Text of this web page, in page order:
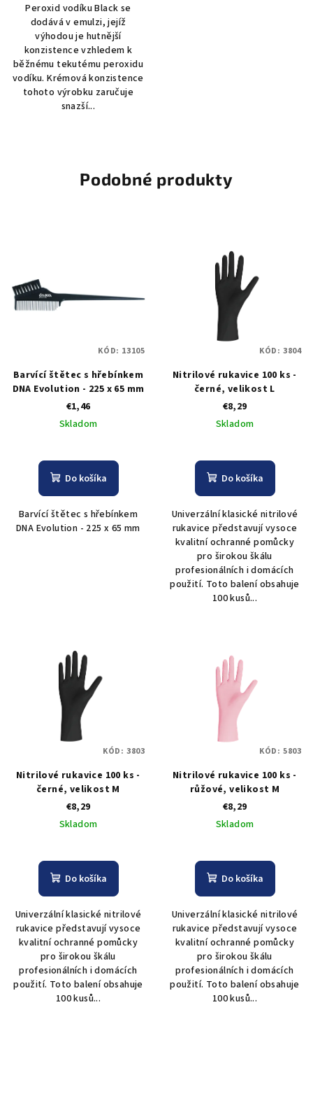
Peroxid vodíku Black se
dodává v emulzi, jejíž
výhodou je hutnější
konzistence vzhledem k
běžnému tekutému peroxidu
vodíku. Krémová konzistence
tohoto výrobku zaručuje
snazší...
Podobné produkty
Barvící štětec s hřebínkem
DNA Evolution - 225 x 65 mm
€1,46
Skladom
Do košíka
Barvící štětec s hřebínkem
DNA Evolution - 225 x 65 mm
KÓD: 13105
Nitrilové rukavice 100 ks -
černé, velikost L
€8,29
Skladom
Do košíka
Univerzální klasické nitrilové
rukavice představují vysoce
kvalitní ochranné pomůcky
pro širokou škálu
profesionálních i domácích
použití. Toto balení obsahuje
100 kusů...
KÓD: 3804
Nitrilové rukavice 100 ks -
černé, velikost M
€8,29
Skladom
Do košíka
Univerzální klasické nitrilové
rukavice představují vysoce
kvalitní ochranné pomůcky
pro širokou škálu
profesionálních i domácích
použití. Toto balení obsahuje
100 kusů...
KÓD: 3803
Nitrilové rukavice 100 ks -
růžové, velikost M
€8,29
Skladom
Do košíka
Univerzální klasické nitrilové
rukavice představují vysoce
kvalitní ochranné pomůcky
pro širokou škálu
profesionálních i domácích
použití. Toto balení obsahuje
100 kusů...
KÓD: 5803